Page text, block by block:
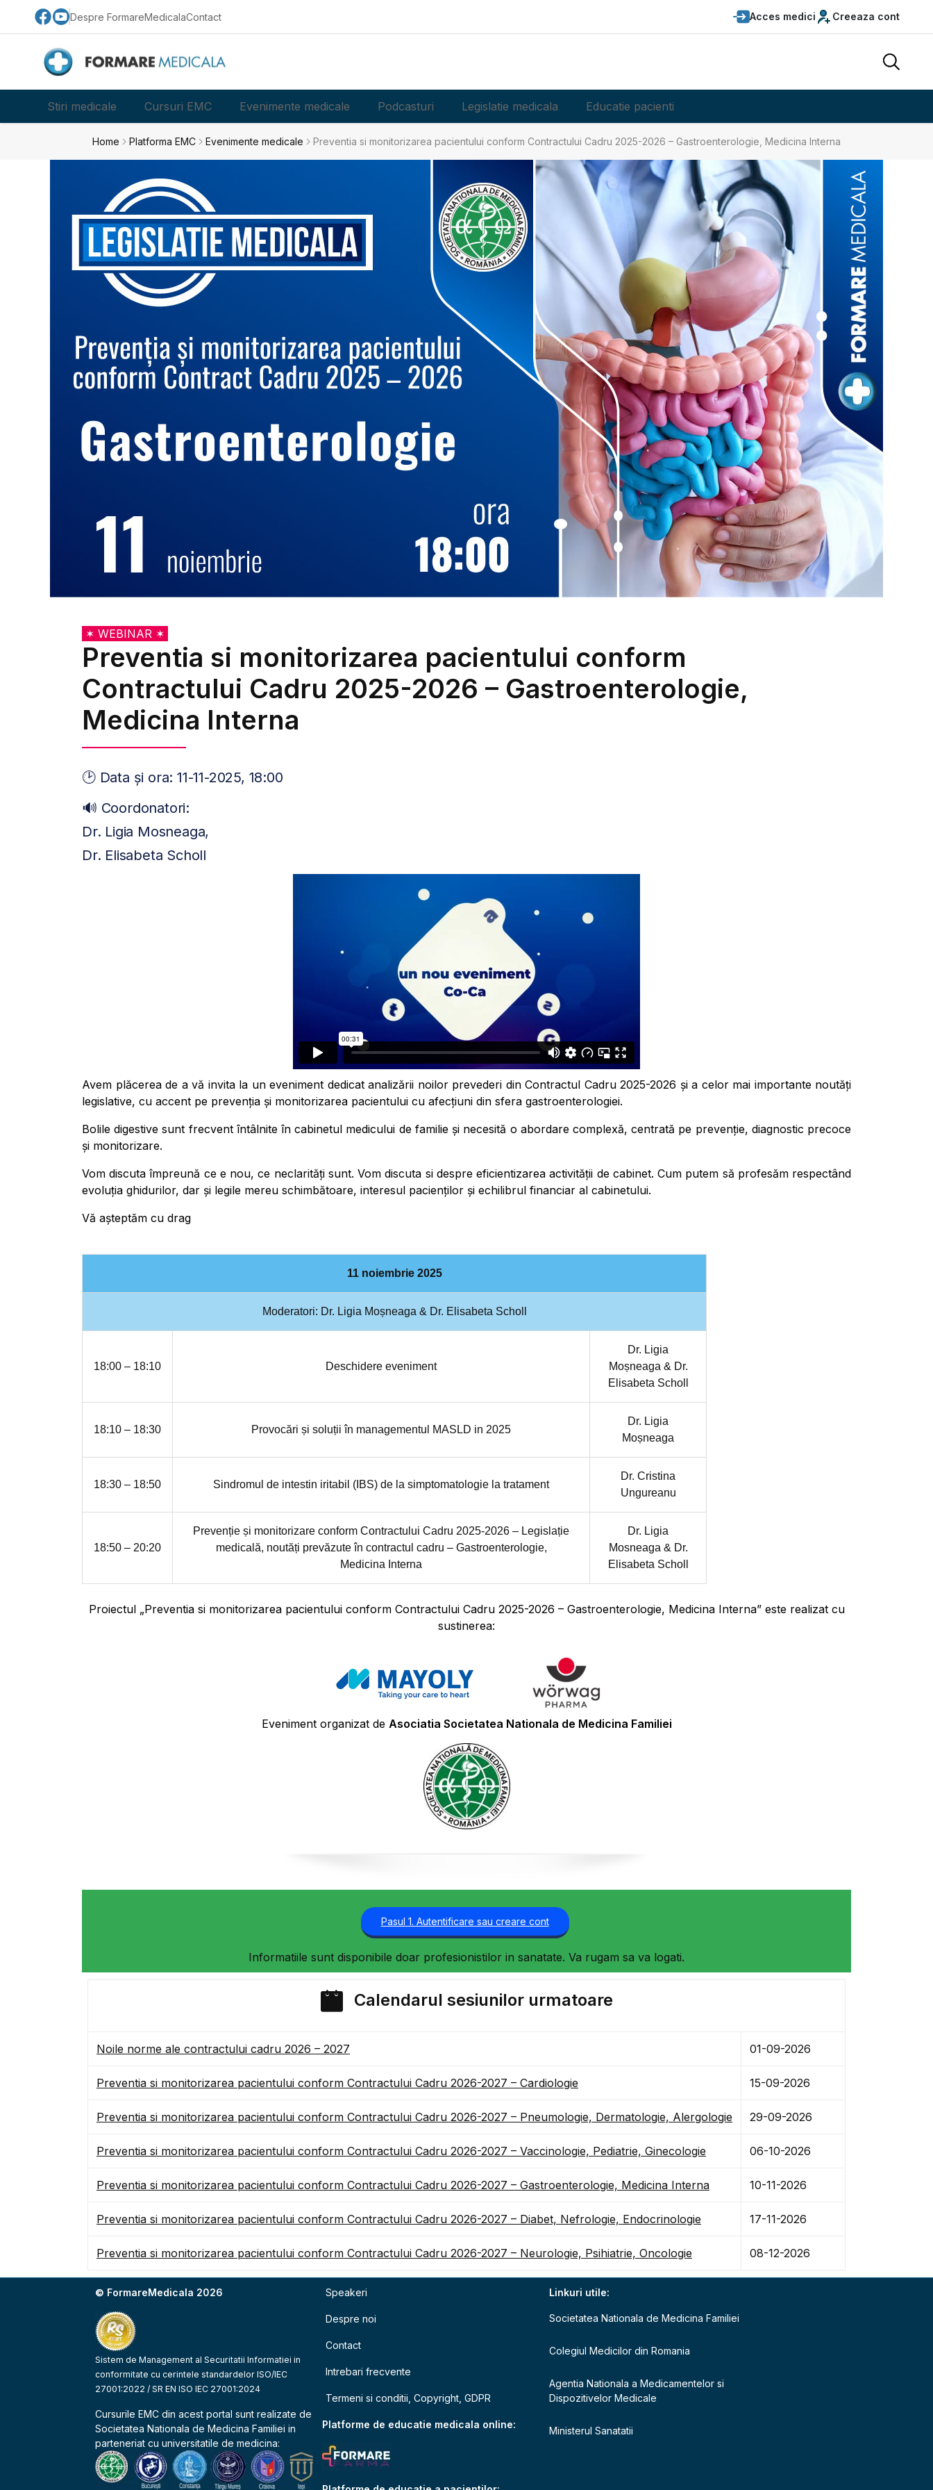
Despre FormareMedicalaContact Acces medici Creeaza cont
Stiri medicale Cursuri EMC Evenimente medicale Podcasturi Legislatie medicala Educatie pacienti
Home Platforma EMC Evenimente medicale Preventia si monitorizarea pacientului conform Contractului Cadru 2025-2026 – Gastroenterologie, Medicina Interna
✶ WEBINAR ✶
Preventia si monitorizarea pacientului conform
Contractului Cadru 2025-2026 – Gastroenterologie,
Medicina Interna
🕑 Data și ora: 11-11-2025, 18:00
🔊 Coordonatori:
Dr. Ligia Mosneaga,
Dr. Elisabeta Scholl
Avem plăcerea de a vă invita la un eveniment dedicat analizării noilor prevederi din Contractul Cadru 2025-2026 și a celor mai importante noutăți
legislative, cu accent pe prevenția și monitorizarea pacientului cu afecțiuni din sfera gastroenterologiei.
Bolile digestive sunt frecvent întâlnite în cabinetul medicului de familie și necesită o abordare complexă, centrată pe prevenție, diagnostic precoce
și monitorizare.
Vom discuta împreună ce e nou, ce neclarități sunt. Vom discuta si despre eficientizarea activității de cabinet. Cum putem să profesăm respectând
evoluția ghidurilor, dar și legile mereu schimbătoare, interesul pacienților și echilibrul financiar al cabinetului.
Vă așteptăm cu drag
11 noiembrie 2025
Moderatori: Dr. Ligia Moșneaga & Dr. Elisabeta Scholl
18:00 – 18:10 Deschidere eveniment
Dr. Ligia
Moșneaga & Dr.
Elisabeta Scholl
18:10 – 18:30 Provocări și soluții în managementul MASLD in 2025
Dr. Ligia
Moșneaga
18:30 – 18:50 Sindromul de intestin iritabil (IBS) de la simptomatologie la tratament
Dr. Cristina
Ungureanu
18:50 – 20:20
Prevenție și monitorizare conform Contractului Cadru 2025-2026 – Legislație
medicală, noutăți prevăzute în contractul cadru – Gastroenterologie,
Medicina Interna
Dr. Ligia
Mosneaga & Dr.
Elisabeta Scholl
Proiectul „Preventia si monitorizarea pacientului conform Contractului Cadru 2025-2026 – Gastroenterologie, Medicina Interna” este realizat cu
sustinerea:
Eveniment organizat de Asociatia Societatea Nationala de Medicina Familiei
Pasul 1. Autentificare sau creare cont
Informatiile sunt disponibile doar profesionistilor in sanatate. Va rugam sa va logati.
Calendarul sesiunilor urmatoare
Noile norme ale contractului cadru 2026 – 2027 01-09-2026
Preventia si monitorizarea pacientului conform Contractului Cadru 2026-2027 – Cardiologie 15-09-2026
Preventia si monitorizarea pacientului conform Contractului Cadru 2026-2027 – Pneumologie, Dermatologie, Alergologie 29-09-2026
Preventia si monitorizarea pacientului conform Contractului Cadru 2026-2027 – Vaccinologie, Pediatrie, Ginecologie 06-10-2026
Preventia si monitorizarea pacientului conform Contractului Cadru 2026-2027 – Gastroenterologie, Medicina Interna 10-11-2026
Preventia si monitorizarea pacientului conform Contractului Cadru 2026-2027 – Diabet, Nefrologie, Endocrinologie 17-11-2026
Preventia si monitorizarea pacientului conform Contractului Cadru 2026-2027 – Neurologie, Psihiatrie, Oncologie 08-12-2026
© FormareMedicala 2026
Sistem de Management al Securitatii Informatiei in
conformitate cu cerintele standardelor ISO/IEC
27001:2022 / SR EN ISO IEC 27001:2024
Cursurile EMC din acest portal sunt realizate de
Societatea Nationala de Medicina Familiei in
parteneriat cu universitatile de medicina:
Speakeri
Despre noi
Contact
Intrebari frecvente
Termeni si conditii, Copyright, GDPR
Platforme de educatie medicala online:
Linkuri utile:
Societatea Nationala de Medicina Familiei
Colegiul Medicilor din Romania
Agentia Nationala a Medicamentelor si
Dispozitivelor Medicale
Ministerul Sanatatii